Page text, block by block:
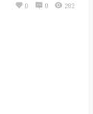
0 0 282